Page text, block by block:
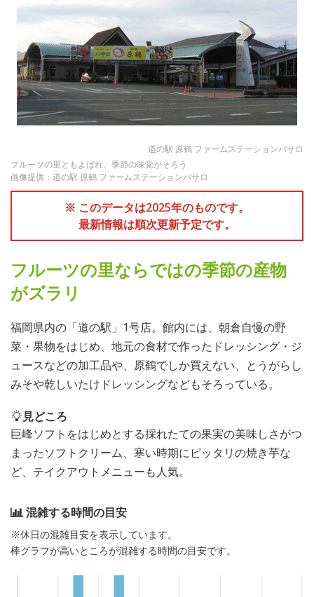
道の駅 原鶴 ファームステーションバサロ
フルーツの里ともよばれ、季節の味覚がそろう
画像提供：道の駅 原鶴 ファームステーションバサロ
※ このデータは2025年のものです。
最新情報は順次更新予定です。
フルーツの里ならではの季節の産物
がズラリ
福岡県内の「道の駅」1号店。館内には、朝倉自慢の野
菜・果物をはじめ、地元の食材で作ったドレッシング・ジ
ュースなどの加工品や、原鶴でしか買えない、とうがらし
みそや乾しいたけドレッシングなどもそろっている。
見どころ
巨峰ソフトをはじめとする採れたての果実の美味しさがつ
まったソフトクリーム、寒い時期にピッタリの焼き芋な
ど、テイクアウトメニューも人気。
混雑する時間の目安
※休日の混雑目安を表示しています。
棒グラフが高いところが混雑する時間の目安です。